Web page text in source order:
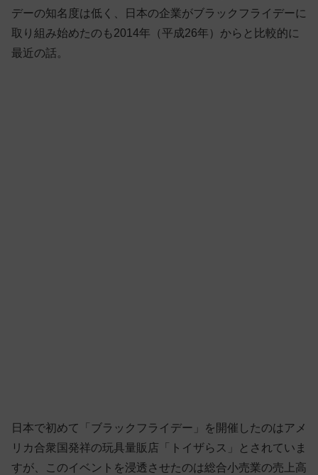
デーの知名度は低く、日本の企業がブラックフライデーに
取り組み始めたのも2014年（平成26年）からと比較的に
最近の話。
日本で初めて「ブラックフライデー」を開催したのはアメ
リカ合衆国発祥の玩具量販店「トイザらス」とされていま
すが、このイベントを浸透させたのは総合小売業の売上高